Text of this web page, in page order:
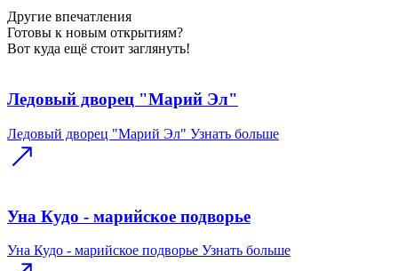
Другие впечатления
Готовы к новым открытиям?
Вот куда ещё стоит заглянуть!
Ледовый дворец "Марий Эл"
Ледовый дворец "Марий Эл" Узнать больше
Уна Кудо - марийское подворье
Уна Кудо - марийское подворье Узнать больше